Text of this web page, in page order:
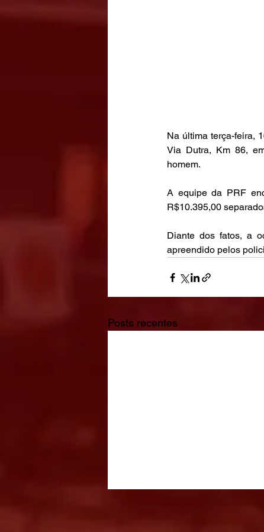
Na última terça-feira,
Via Dutra, Km 86,
homem.
A equipe da PRF
R$10.395,00
Diante dos fatos, a
apreendido pelos
Posts recentes